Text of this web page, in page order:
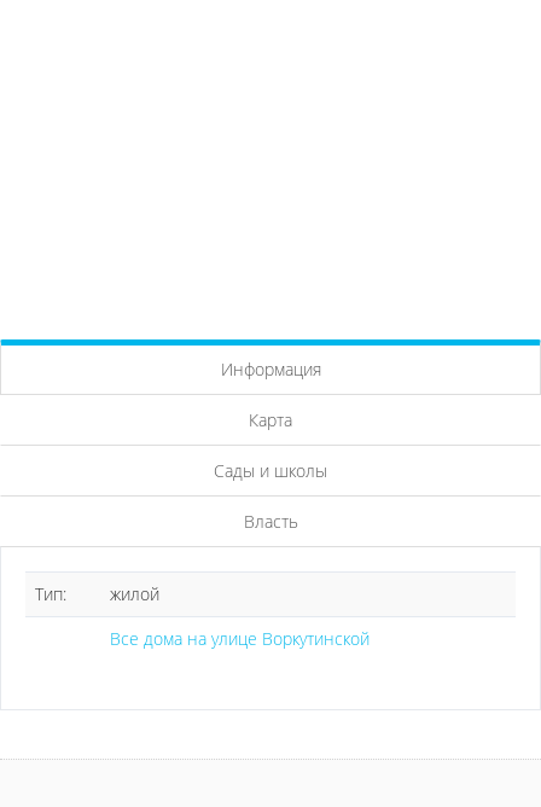
Информация
Карта
Сады и школы
Власть
Тип:
жилой
Все дома на улице Воркутинской